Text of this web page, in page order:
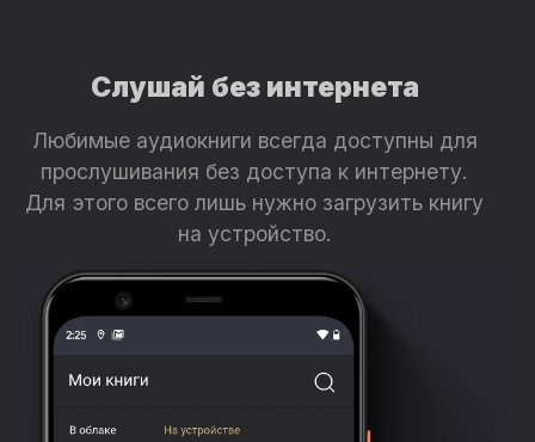
Слушай без интернета
Любимые аудиокниги всегда доступны для
прослушивания без доступа к интернету.
Для этого всего лишь нужно загрузить книгу
на устройство.